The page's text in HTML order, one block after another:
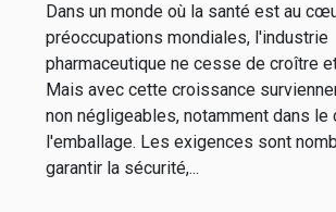
Dans un monde où la santé est au
préoccupations mondiales, l'industrie
pharmaceutique ne cesse de croître
Mais avec cette croissance
non négligeables, notamment dans le
l'emballage. Les exigences sont
garantir la sécurité,...